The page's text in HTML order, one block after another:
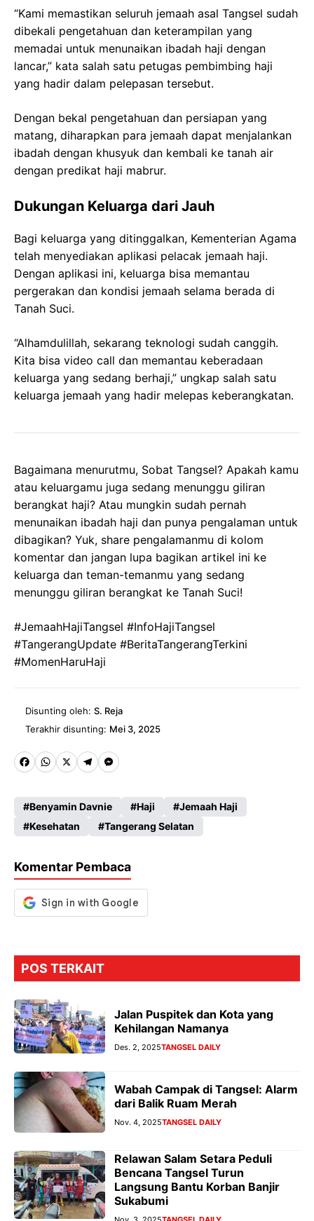
“Kami memastikan seluruh jemaah asal Tangsel sudah
dibekali pengetahuan dan keterampilan yang
memadai untuk menunaikan ibadah haji dengan
lancar,” kata salah satu petugas pembimbing haji
yang hadir dalam pelepasan tersebut.
Dengan bekal pengetahuan dan persiapan yang
matang, diharapkan para jemaah dapat menjalankan
ibadah dengan khusyuk dan kembali ke tanah air
dengan predikat haji mabrur.
Dukungan Keluarga dari Jauh
Bagi keluarga yang ditinggalkan, Kementerian Agama
telah menyediakan aplikasi pelacak jemaah haji.
Dengan aplikasi ini, keluarga bisa memantau
pergerakan dan kondisi jemaah selama berada di
Tanah Suci.
“Alhamdulillah, sekarang teknologi sudah canggih.
Kita bisa video call dan memantau keberadaan
keluarga yang sedang berhaji,” ungkap salah satu
keluarga jemaah yang hadir melepas keberangkatan.
Bagaimana menurutmu, Sobat Tangsel? Apakah kamu
atau keluargamu juga sedang menunggu giliran
berangkat haji? Atau mungkin sudah pernah
menunaikan ibadah haji dan punya pengalaman untuk
dibagikan? Yuk, share pengalamanmu di kolom
komentar dan jangan lupa bagikan artikel ini ke
keluarga dan teman-temanmu yang sedang
menunggu giliran berangkat ke Tanah Suci!
#JemaahHajiTangsel #InfoHajiTangsel
#TangerangUpdate #BeritaTangerangTerkini
#MomenHaruHaji
Disunting oleh: S. Reja
Terakhir disunting: Mei 3, 2025
Fa
b
o
k
W
ts
A
p
X
Te
gr
a
M
se
n
er
Benyamin Davnie Haji
Jemaah Haji
Kesehatan
Tangerang Selatan
Komentar Pembaca
POS TERKAIT
Jalan Puspitek dan Kota yang
Kehilangan Namanya
Des. 2, 2025TANGSEL DAILY
Wabah Campak di Tangsel: Alarm
dari Balik Ruam Merah
Nov. 4, 2025TANGSEL DAILY
Relawan Salam Setara Peduli
Bencana Tangsel Turun
Langsung Bantu Korban Banjir
Sukabumi